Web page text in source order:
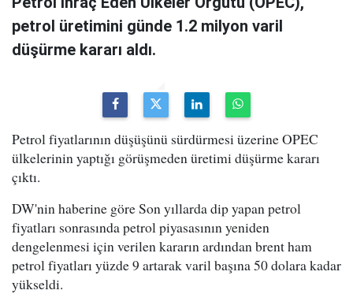
petrol üretimini günde 1.2 milyon varil
düşürme kararı aldı.
Petrol fiyatlarının düşüşünü sürdürmesi üzerine OPEC
ülkelerinin yaptığı görüşmeden üretimi düşürme kararı
çıktı.
DW'nin haberine göre Son yıllarda dip yapan petrol
fiyatları sonrasında petrol piyasasının yeniden
dengelenmesi için verilen kararın ardından brent ham
petrol fiyatları yüzde 9 artarak varil başına 50 dolara kadar
yükseldi.